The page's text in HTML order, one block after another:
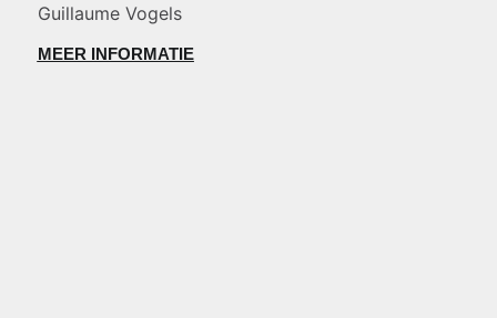
Guillaume Vogels
MEER INFORMATIE